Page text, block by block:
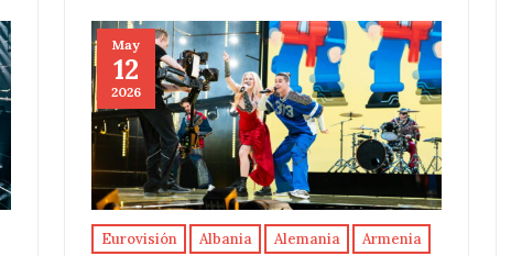
May
12
2026
Eurovisión Albania Alemania Armenia